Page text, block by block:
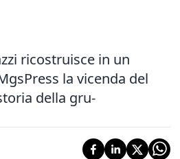
ricostruisce in un
la vicenda del
della gru-